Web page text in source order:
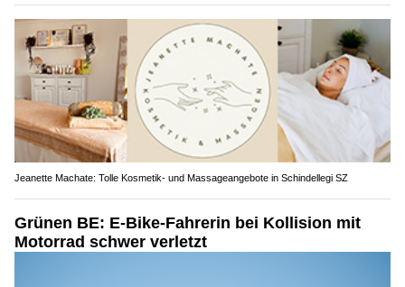
Jeanette Machate: Tolle Kosmetik- und Massageangebote in Schindellegi SZ
Grünen BE: E-Bike-Fahrerin bei Kollision mit
Motorrad schwer verletzt